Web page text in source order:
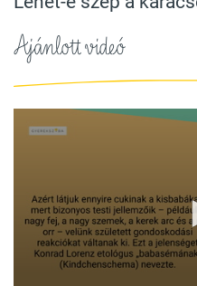
Ajánlott videó